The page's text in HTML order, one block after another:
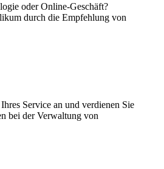
oder Online-Geschäft?
durch die Empfehlung von
Service an und verdienen Sie
bei der Verwaltung von